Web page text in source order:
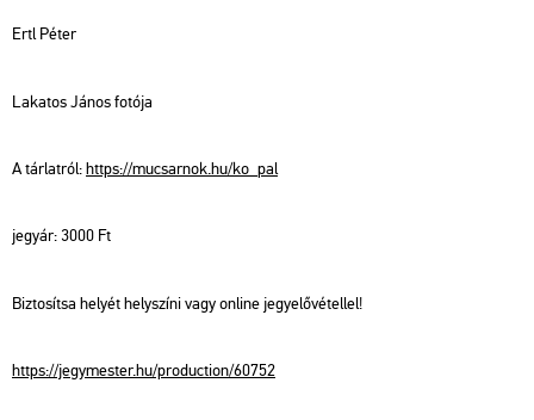
Ertl Péter
La­ka­tos János fo­tó­ja
A tár­lat­ról:https://​mu­csar­nok.​hu/​ko_​pal
jegy­ár: 3000 Ft
Biz­to­sít­sa he­lyét hely­szí­ni vagy on­line jegy­elő­vé­tel­lel!
https://​jegy­mes­ter.​hu/​pro­duc­ti­on/​60752